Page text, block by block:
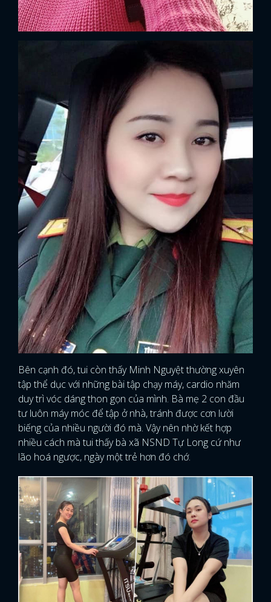
x
ĐĂNG NHẬP
Bên cạnh đó, tui còn thấy Minh Nguyệt thường xuyên
tập thể dục với những bài tập chạy máy, cardio nhăm
duy trì vóc dáng thon gọn của mình. Bà mẹ 2 con đầu
tư luôn máy móc để tập ở nhà, tránh được cơn lười
biếng của nhiều người đó mà. Vậy nên nhờ kết hợp
nhiều cách mà tui thấy bà xã NSND Tự Long cứ như
lão hoá ngược, ngày một trẻ hơn đó chớ.